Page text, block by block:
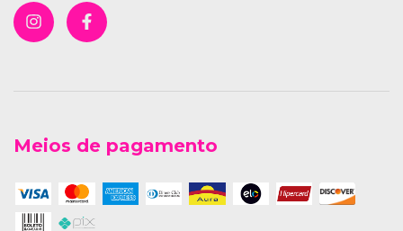
Meios de pagamento